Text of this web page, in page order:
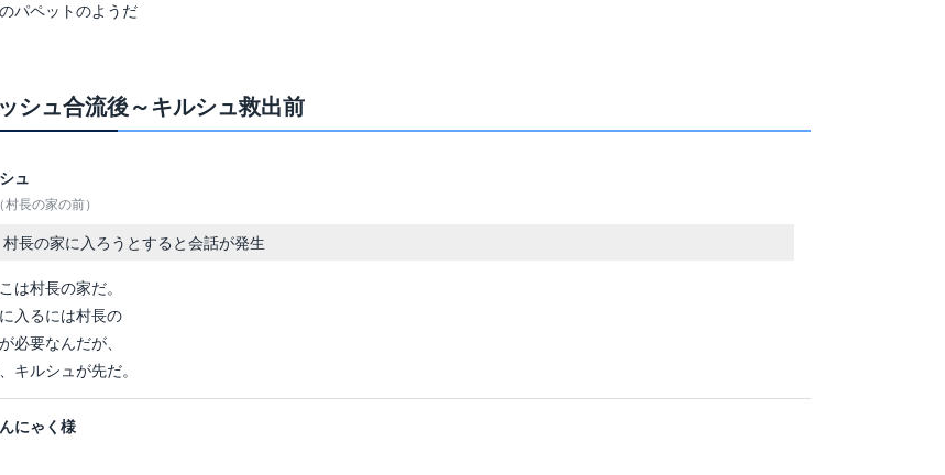
パペットのようだ
シュ合流後～キルシュ救出前
ュ
長の家の前）
村長の家に入ろうとすると会話が発生
は村長の家だ。
入るには村長の
必要なんだが、
キルシュが先だ。
にゃく様